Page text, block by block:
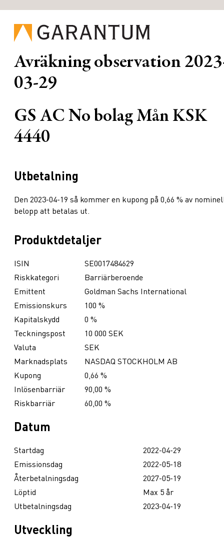
Avräkning observation
03-29
GS AC No bolag Mån KSK
4440
Utbetalning
Den 2023-04-19 så kommer en kupong på 0,66 % av
belopp att betalas ut.
Produktdetaljer
ISIN
SE0017484629
Riskkategori
Barriärberoende
Emittent
Goldman Sachs International
Emissionskurs
100 %
Kapitalskydd
0 %
Teckningspost
10 000 SEK
Valuta
SEK
Marknadsplats
NASDAQ STOCKHOLM AB
Kupong
0,66 %
Inlösenbarriär
90,00 %
Riskbarriär
60,00 %
Datum
Startdag
2022-04-29
Emissionsdag
2022-05-18
Återbetalningsdag
2027-05-19
Löptid
Max 5 år
Utbetalningsdag
2023-04-19
Utveckling